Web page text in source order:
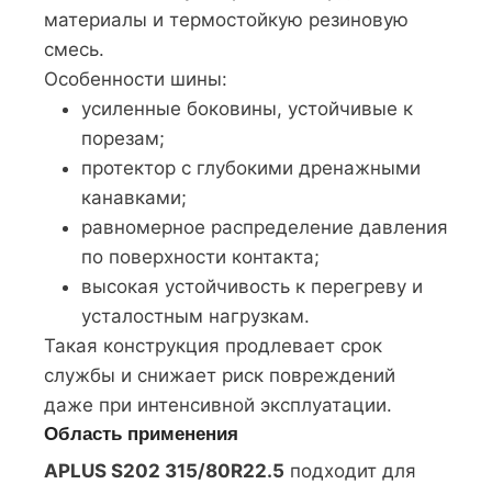
материалы и термостойкую резиновую
смесь.
Особенности шины:
усиленные боковины, устойчивые к
порезам;
протектор с глубокими дренажными
канавками;
равномерное распределение давления
по поверхности контакта;
высокая устойчивость к перегреву и
усталостным нагрузкам.
Такая конструкция продлевает срок
службы и снижает риск повреждений
даже при интенсивной эксплуатации.
Область применения
APLUS S202 315/80R22.5 подходит для